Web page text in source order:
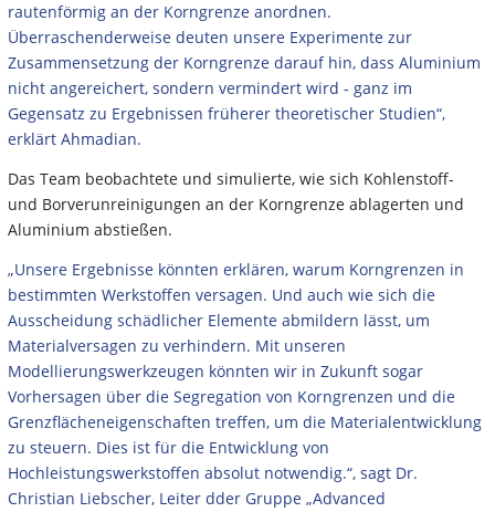
rautenförmig an der Korngrenze anordnen.
Überraschenderweise deuten unsere Experimente zur
Zusammensetzung der Korngrenze darauf hin, dass Aluminium
nicht angereichert, sondern vermindert wird - ganz im
Gegensatz zu Ergebnissen früherer theoretischer Studien“,
erklärt Ahmadian.
Das Team beobachtete und simulierte, wie sich Kohlenstoff-
und Borverunreinigungen an der Korngrenze ablagerten und
Aluminium abstießen.
„Unsere Ergebnisse könnten erklären, warum Korngrenzen in
bestimmten Werkstoffen versagen. Und auch wie sich die
Ausscheidung schädlicher Elemente abmildern lässt, um
Materialversagen zu verhindern. Mit unseren
Modellierungswerkzeugen könnten wir in Zukunft sogar
Vorhersagen über die Segregation von Korngrenzen und die
Grenzflächeneigenschaften treffen, um die Materialentwicklung
zu steuern. Dies ist für die Entwicklung von
Hochleistungswerkstoffen absolut notwendig.“, sagt Dr.
Christian Liebscher, Leiter dder Gruppe „Advanced